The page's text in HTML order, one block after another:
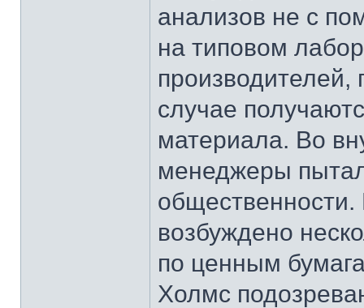
анализов не с
на типовом
производителей,
случае
материала. Во
менеджеры
возбуждено
по ценным
Холмс